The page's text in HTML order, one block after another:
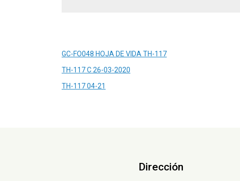
GC-FO048 HOJA DE VIDA TH-117
TH-117 C 26-03-2020
TH-117 04-21
Dirección